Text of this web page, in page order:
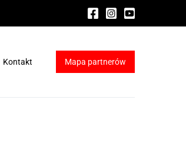
Kontakt Mapa partnerów